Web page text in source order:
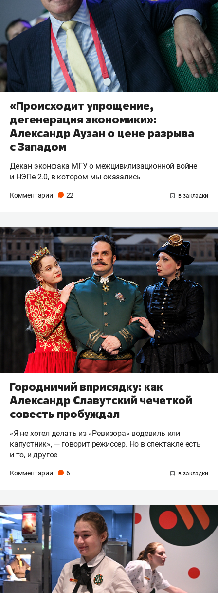
«Происходит упрощение,
дегенерация экономики»:
Александр Аузан о цене разрыва
с Западом
Декан эконфака МГУ о межцивилизационной войне
и НЭПе 2.0, в котором мы оказались
Комментарии 22
Городничий вприсядку: как
Александр Славутский чечеткой
совесть пробуждал
«Я не хотел делать из «Ревизора» водевиль или
капустник», — говорит режиссер. Но в спектакле есть
и то, и другое
Комментарии 6